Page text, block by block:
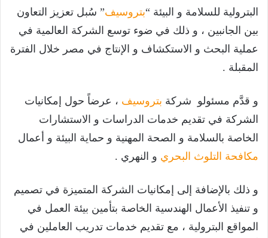
البترولية للسلامة و البيئة “بتروسيف” سُبل تعزيز التعاون
بين الجانبين ، و ذلك في ضوء توسع الشركة العالمية في
عملية البحث و الاستكشاف و الإنتاج في مصر خلال الفترة
المقبلة .
و قدَّم مسئولو شركة بتروسيف ، عرضاً حول إمكانيات
الشركة في تقديم خدمات الدراسات و الاستشارات
الخاصة بالسلامة و الصحة المهنية و حماية البيئة و أعمال
مكافحة التلوث البحري و النهري .
و ذلك بالإضافة إلى إمكانيات الشركة المتميزة في تصميم
و تنفيذ الأعمال الهندسية الخاصة بتأمين بيئة العمل في
المواقع البترولية ، مع تقديم خدمات تدريب العاملين في